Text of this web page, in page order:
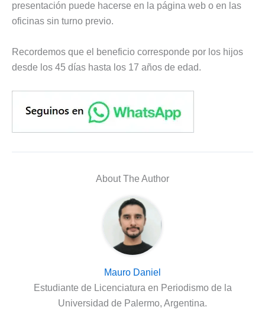
presentación puede hacerse en la página web o en las
oficinas sin turno previo.
Recordemos que el beneficio corresponde por los hijos
desde los 45 días hasta los 17 años de edad.
About The Author
Mauro Daniel
Estudiante de Licenciatura en Periodismo de la
Universidad de Palermo, Argentina.